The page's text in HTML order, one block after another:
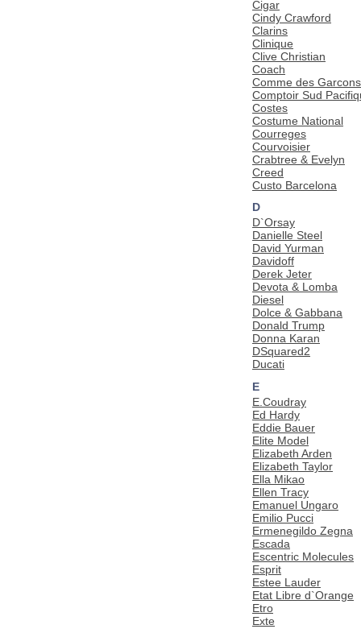
Cigar
Cindy Crawford
Clarins
Clinique
Clive Christian
Coach
Comme des Garcons
Comptoir Sud
Costes
Costume National
Courreges
Courvoisier
Crabtree & Evelyn
Creed
Custo Barcelona
D
D`Orsay
Danielle Steel
David Yurman
Davidoff
Derek Jeter
Devota & Lomba
Diesel
Dolce & Gabbana
Donald Trump
Donna Karan
DSquared2
Ducati
E
E.Coudray
Ed Hardy
Eddie Bauer
Elite Model
Elizabeth Arden
Elizabeth Taylor
Ella Mikao
Ellen Tracy
Emanuel Ungaro
Emilio Pucci
Ermenegildo Zegna
Escada
Escentric Molecules
Esprit
Estee Lauder
Etat Libre d`Orange
Etro
Exte